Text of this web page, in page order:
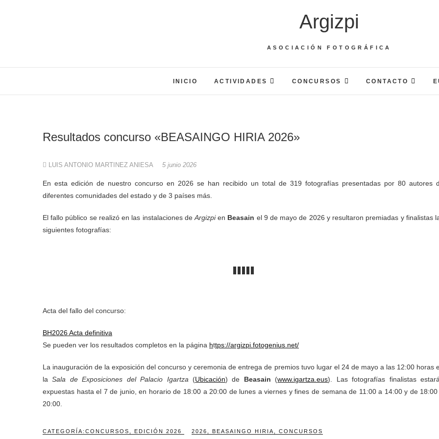
Argizpi
ASOCIACIÓN FOTOGRÁFICA
INICIO ACTIVIDADES CONCURSOS CONTACTO
Resultados concurso «BEASAINGO HIRIA 2026»
LUIS ANTONIO MARTINEZ ANIESA 5 junio 2026
En esta edición de nuestro concurso en 2026 se han recibido un total de 319 fotografías presentadas por 80 autores de
diferentes comunidades del estado y de 3 países más.
El fallo público se realizó en las instalaciones de Argizpien Beasain el 9 de mayo de 2026 y resultaron premiadas y finalistas
siguientes fotografías:
Acta del fallo del concurso:
BH2026 Acta definitiva
Se pueden ver los resultados completos en la página https://argizpi.fotogenius.net/
La inauguración de la exposición del concurso y ceremonia de entrega de premios tuvo lugar el 24 de mayo a las 12:00 horas
laSala de Exposiciones del Palacio Igartza (Ubicación) de Beasain (www.igartza.eus). Las fotografías finalistas
expuestas hasta el 7 de junio, en horario de 18:00 a 20:00 de lunes a viernes y fines de semana de 11:00 a 14:00 y de 18:00
20:00.
CATEGORÍA: CONCURSOS EDICIÓN 2026 2026 BEASAINGO HIRIA CONCURSOS